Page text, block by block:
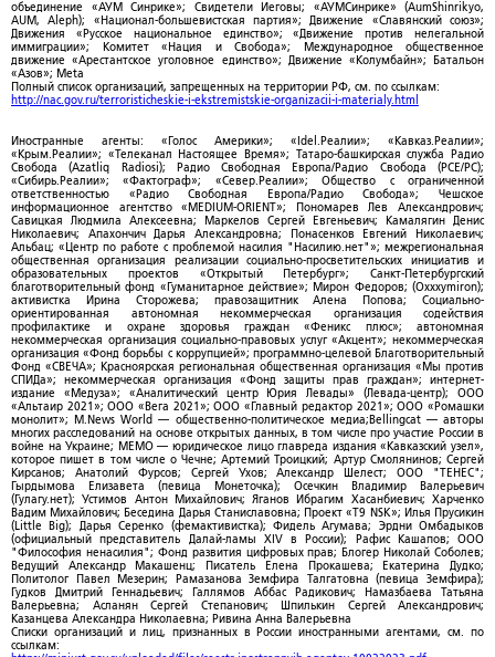
объединение «АУМ Синрике»; Свидетели Иеговы; «АУМСинрике» (AumShinrikyo,
AUM, Aleph); «Национал-большевистская партия»; Движение «Славянский союз»;
Движения «Русское национальное единство»; «Движение против нелегальной
иммиграции»; Комитет «Нация и Свобода»; Международное общественное
движение «Арестантское уголовное единство»; Движение «Колумбайн»; Батальон
«Азов»; Meta
Полный список организаций, запрещенных на территории РФ, см. по ссылкам:
http://nac.gov.ru/terroristicheskie-i-ekstremistskie-organizacii-i-materialy.html
Иностранные агенты: «Голос Америки»; «Idel.Реалии»; «Кавказ.Реалии»;
«Крым.Реалии»; «Телеканал Настоящее Время»; Татаро-башкирская служба Радио
Свобода (Azatliq Radiosi); Радио Свободная Европа/Радио Свобода (PCE/PC);
«Сибирь.Реалии»; «Фактограф»; «Север.Реалии»; Общество с ограниченной
ответственностью «Радио Свободная Европа/Радио Свобода»; Чешское
информационное агентство «MEDIUM-ORIENT»; Пономарев Лев Александрович;
Савицкая Людмила Алексеевна; Маркелов Сергей Евгеньевич; Камалягин Денис
Николаевич; Апахончич Дарья Александровна; Понасенков Евгений Николаевич;
Альбац; «Центр по работе с проблемой насилия "Насилию.нет"»; межрегиональная
общественная организация реализации социально-просветительских инициатив и
образовательных проектов «Открытый Петербург»; Санкт-Петербургский
благотворительный фонд «Гуманитарное действие»; Мирон Федоров; (Oxxxymiron);
активистка Ирина Сторожева; правозащитник Алена Попова; Социально-
ориентированная автономная некоммерческая организация содействия
профилактике и охране здоровья граждан «Феникс плюс»; автономная
некоммерческая организация социально-правовых услуг «Акцент»; некоммерческая
организация «Фонд борьбы с коррупцией»; программно-целевой Благотворительный
Фонд «СВЕЧА»; Красноярская региональная общественная организация «Мы против
СПИДа»; некоммерческая организация «Фонд защиты прав граждан»; интернет-
издание «Медуза»; «Аналитический центр Юрия Левады» (Левада-центр); ООО
«Альтаир 2021»; ООО «Вега 2021»; ООО «Главный редактор 2021»; ООО «Ромашки
монолит»; M.News World — общественно-политическое медиа;Bellingcat — авторы
многих расследований на основе открытых данных, в том числе про участие России в
войне на Украине; МЕМО — юридическое лицо главреда издания «Кавказский узел»,
которое пишет в том числе о Чечне; Артемий Троицкий; Артур Смолянинов; Сергей
Кирсанов; Анатолий Фурсов; Сергей Ухов; Александр Шелест; ООО "ТЕНЕС";
Гырдымова Елизавета (певица Монеточка); Осечкин Владимир Валерьевич
(Гулагу.нет); Устимов Антон Михайлович; Яганов Ибрагим Хасанбиевич; Харченко
Вадим Михайлович; Беседина Дарья Станиславовна; Проект «T9 NSK»; Илья Прусикин
(Little Big); Дарья Серенко (фемактивистка); Фидель Агумава; Эрдни Омбадыков
(официальный представитель Далай-ламы XIV в России); Рафис Кашапов; ООО
"Философия ненасилия"; Фонд развития цифровых прав; Блогер Николай Соболев;
Ведущий Александр Макашенц; Писатель Елена Прокашева; Екатерина Дудко;
Политолог Павел Мезерин; Рамазанова Земфира Талгатовна (певица Земфира);
Гудков Дмитрий Геннадьевич; Галлямов Аббас Радикович; Намазбаева Татьяна
Валерьевна; Асланян Сергей Степанович; Шпилькин Сергей Александрович;
Казанцева Александра Николаевна; Ривина Анна Валерьевна
Списки организаций и лиц, признанных в России иностранными агентами, см. по
ссылкам: